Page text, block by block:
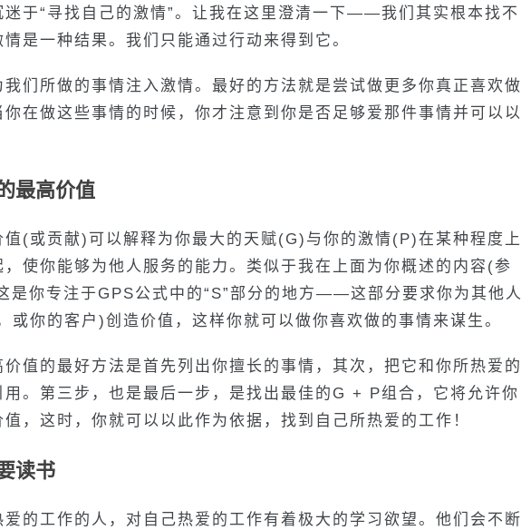
迷于“寻找自己的激情”。让我在这里澄清一下——我们其实根本找不
是一种结果。我们只能通过行动来得到它。
我们所做的事情注入激情。最好的方法就是尝试做更多你真正喜欢做
你在做这些事情的时候，你才注意到你是否足够爱那件事情并可以以
最高价值
值(或贡献)可以解释为你最大的天赋(G)与你的激情(P)在某种程度上
，使你能够为他人服务的能力。类似于我在上面为你概述的内容(参
是你专注于GPS公式中的“S”部分的地方——这部分要求你为其他人
或你的客户)创造价值，这样你就可以做你喜欢做的事情来谋生。
价值的最好方法是首先列出你擅长的事情，其次，把它和你所热爱的
用。第三步，也是最后一步，是找出最佳的G + P组合，它将允许你
，这时，你就可以以此作为依据，找到自己所热爱的工作！
读书
爱的工作的人，对自己热爱的工作有着极大的学习欲望。他们会不断